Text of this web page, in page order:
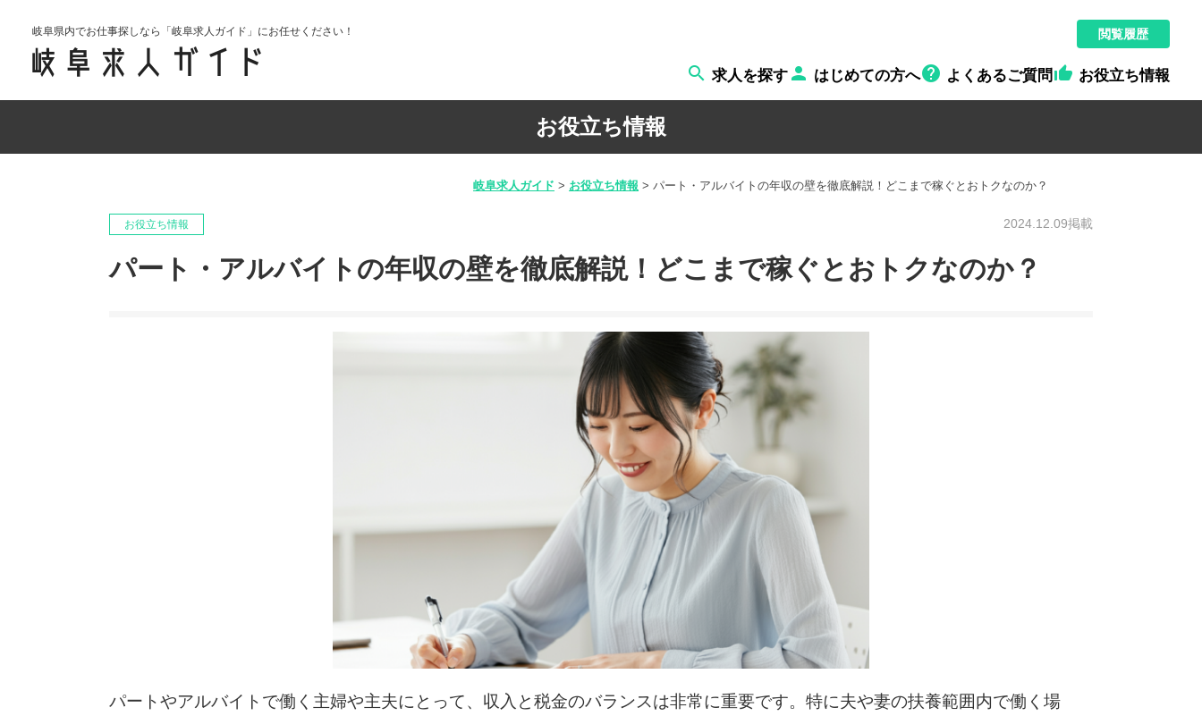
岐阜県内でお仕事探しなら「岐阜求人ガイド」にお任せください！ 閲覧履歴
 求人を探す  はじめての方へ よくあるご質問  お役立ち情報
お役立ち情報
岐阜求人ガイド > お役立ち情報 > パート・アルバイトの年収の壁を徹底解説！どこまで稼ぐとおトクなのか？
お役立ち情報 2024.12.09掲載
パート・アルバイトの年収の壁を徹底解説！どこまで稼ぐとおトクなのか？
パートやアルバイトで働く主婦や主夫にとって、収入と税金のバランスは非常に重要です。特に夫や妻の扶養範囲内で働く場